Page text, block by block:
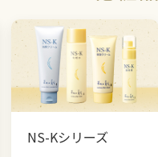
NS-Kシリーズ